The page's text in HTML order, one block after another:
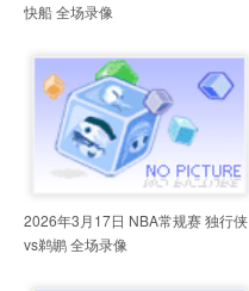
快船 全场录像
2026年3月17日 NBA常规赛 独行侠
vs鹈鹕 全场录像